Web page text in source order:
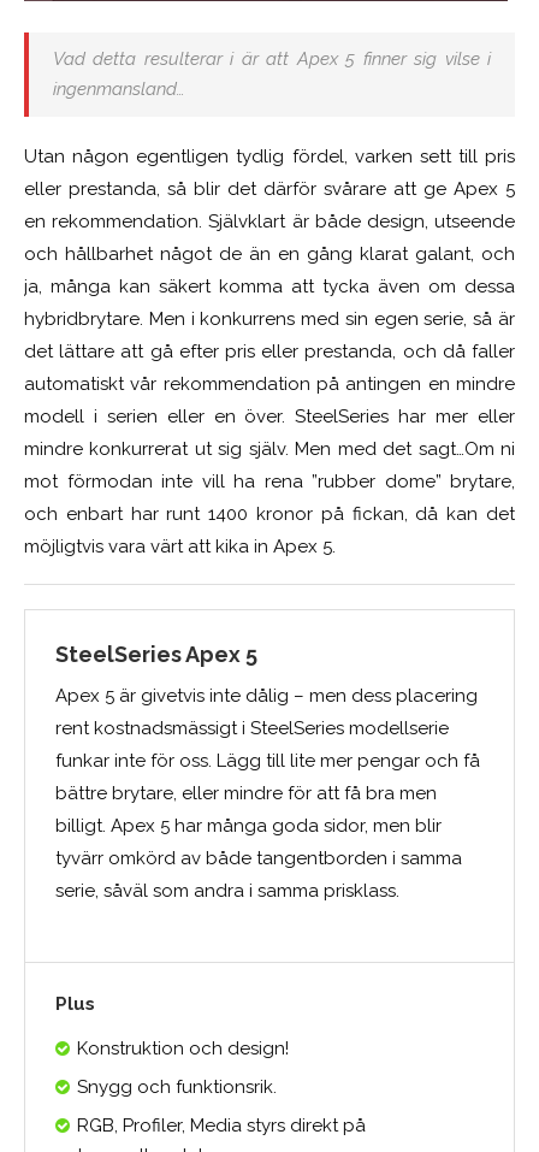
Vad detta resulterar i är att Apex 5 finner sig vilse i
ingenmansland…
Utan någon egentligen tydlig fördel, varken sett till pris
eller prestanda, så blir det därför svårare att ge Apex 5
en rekommendation. Självklart är både design, utseende
och hållbarhet något de än en gång klarat galant, och
ja, många kan säkert komma att tycka även om dessa
hybridbrytare. Men i konkurrens med sin egen serie, så är
det lättare att gå efter pris eller prestanda, och då faller
automatiskt vår rekommendation på antingen en mindre
modell i serien eller en över. SteelSeries har mer eller
mindre konkurrerat ut sig själv. Men med det sagt…Om ni
mot förmodan inte vill ha rena ”rubber dome” brytare,
och enbart har runt 1400 kronor på fickan, då kan det
möjligtvis vara värt att kika in Apex 5.
SteelSeries Apex 5
Apex 5 är givetvis inte dålig – men dess placering
rent kostnadsmässigt i SteelSeries modellserie
funkar inte för oss. Lägg till lite mer pengar och få
bättre brytare, eller mindre för att få bra men
billigt. Apex 5 har många goda sidor, men blir
tyvärr omkörd av både tangentborden i samma
serie, såväl som andra i samma prisklass.
Plus
Konstruktion och design!
Snygg och funktionsrik.
RGB, Profiler, Media styrs direkt på